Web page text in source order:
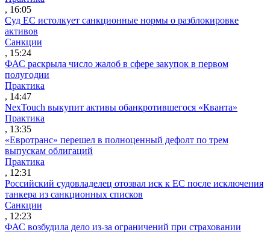
, 16:05
Суд ЕС истолкует санкционные нормы о разблокировке
активов
Санкции
, 15:24
ФАС раскрыла число жалоб в сфере закупок в первом
полугодии
Практика
, 14:47
NexTouch выкупит активы обанкротившегося «Кванта»
Практика
, 13:35
«Евротранс» перешел в полноценный дефолт по трем
выпускам облигаций
Практика
, 12:31
Российский судовладелец отозвал иск к ЕС после исключения
танкера из санкционных списков
Санкции
, 12:23
ФАС возбудила дело из-за ограничений при страховании